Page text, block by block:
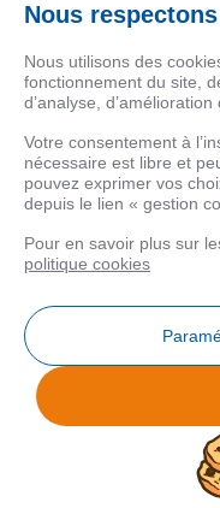
© 2026 Facilogi -
Nous
Nous utilisons des
fonctionnement du site,
d’analyse,
Votre consentement à
nécessaire est libre et
pouvez exprimer vos
depuis le lien « gestion
Pour en savoir plus sur
politique cookies